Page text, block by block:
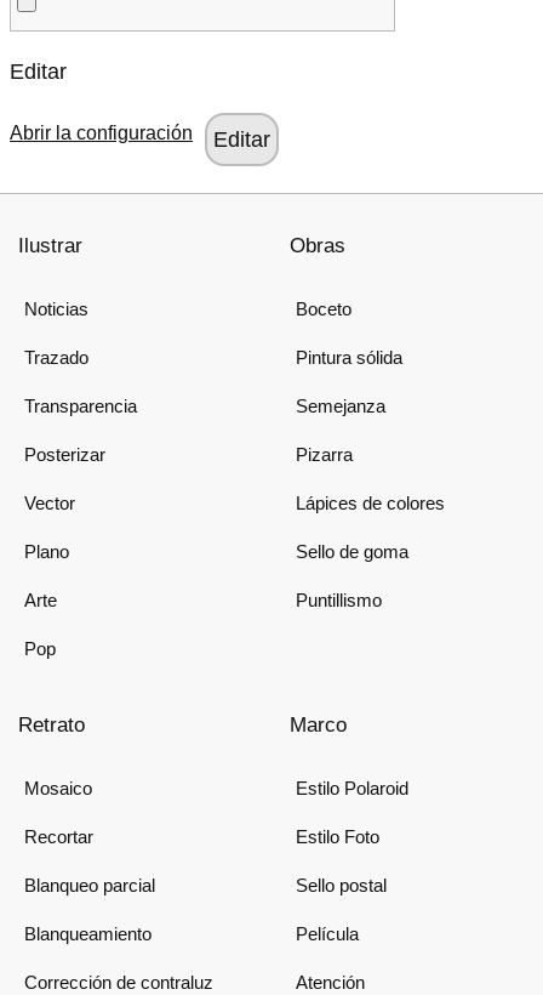
Editar
Abrir la configuración
Ilustrar
Noticias
Trazado
Transparencia
Posterizar
Vector
Plano
Arte
Pop
Obras
Boceto
Pintura sólida
Semejanza
Pizarra
Lápices de colores
Sello de goma
Puntillismo
Retrato
Mosaico
Recortar
Blanqueo parcial
Blanqueamiento
Corrección de contraluz
Marco
Estilo Polaroid
Estilo Foto
Sello postal
Película
Atención